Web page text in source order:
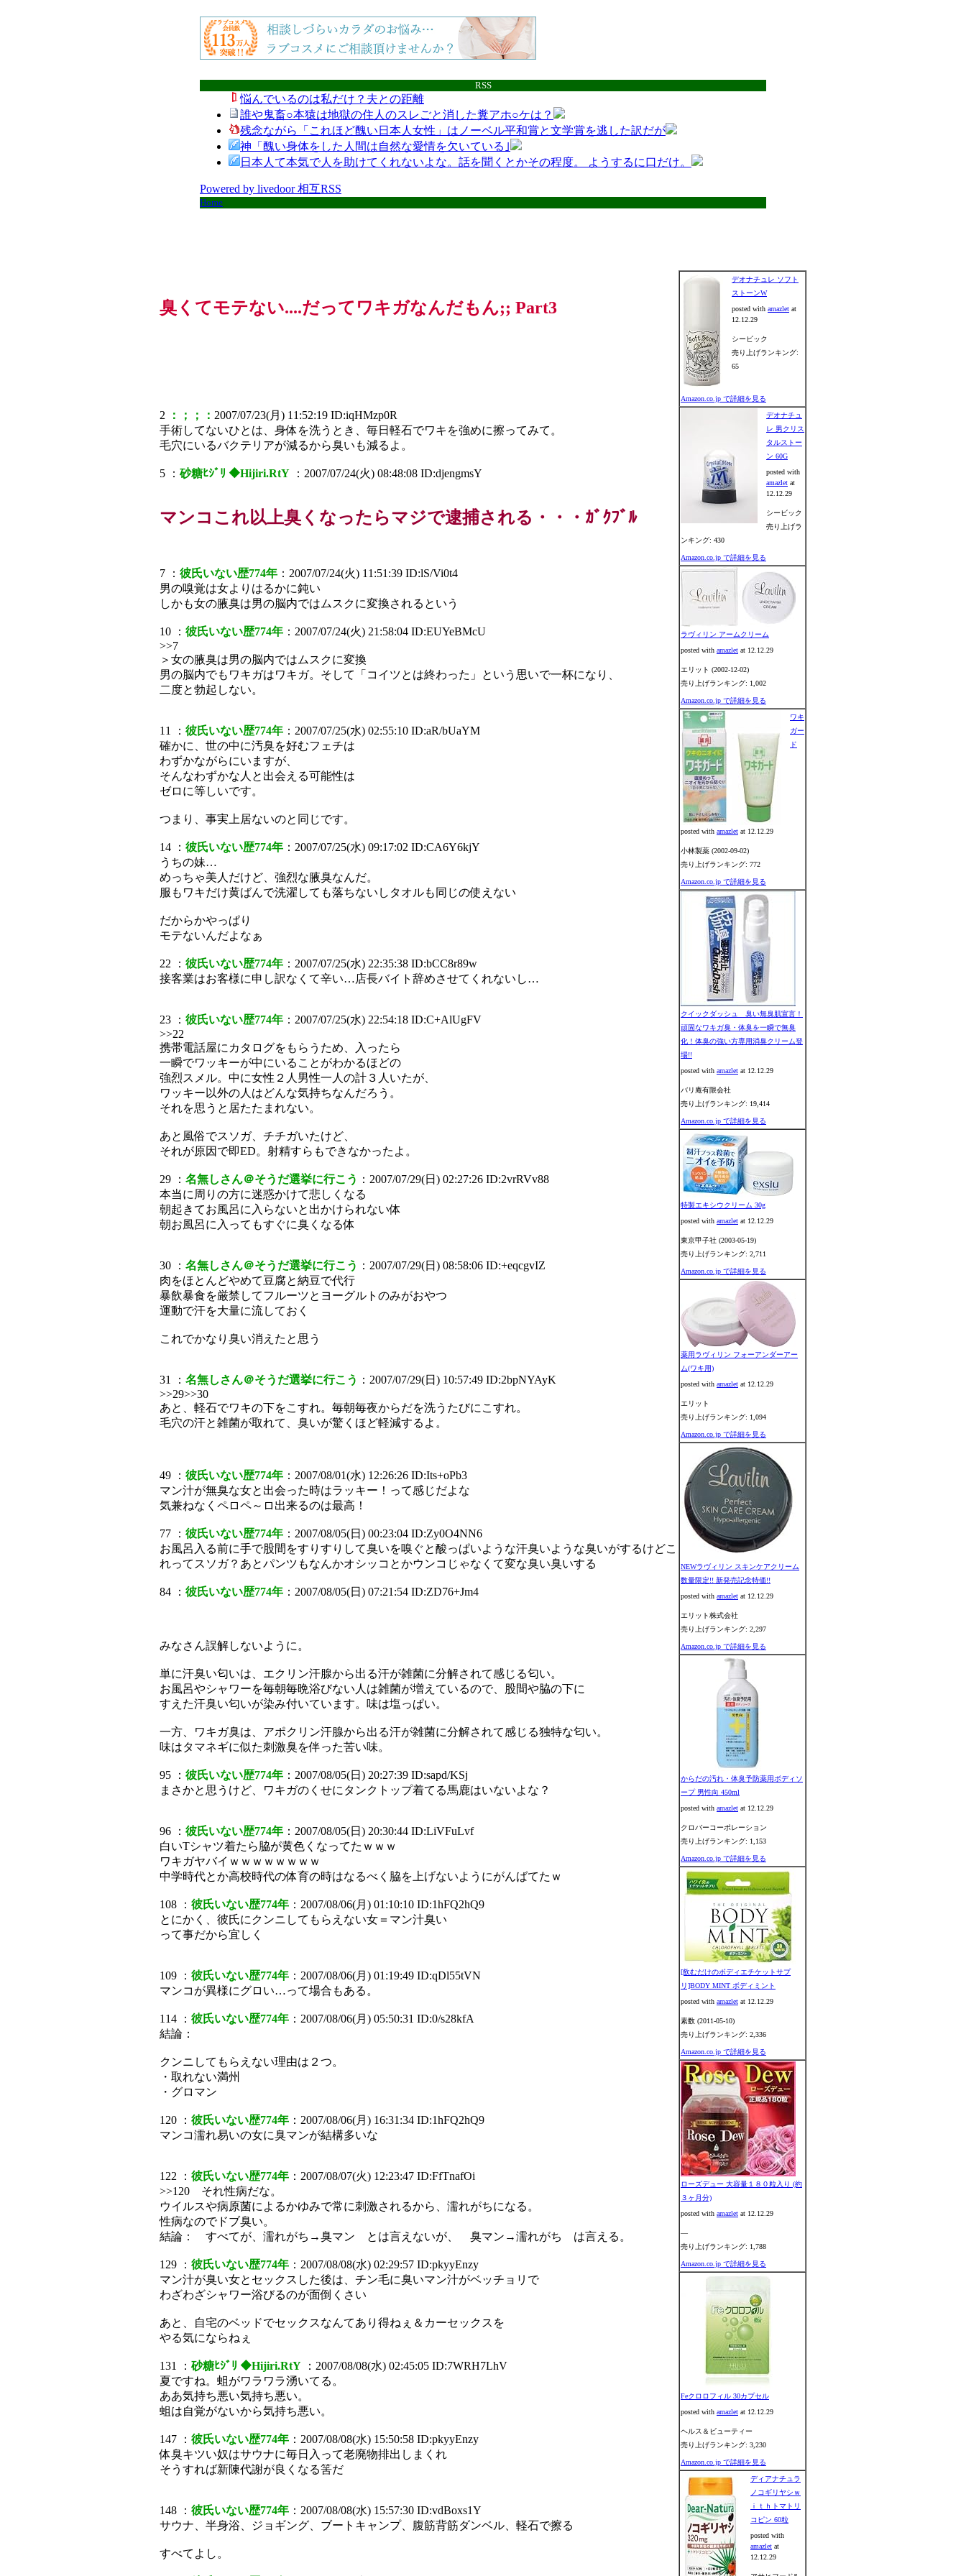
RSS
悩んでいるのは私だけ？夫との距離
誰や鬼畜○本猿は地獄の住人のスレごと消した糞アホ○ケは？
残念ながら「これほど醜い日本人女性」はノーベル平和賞と文学賞を逃した訳だが
神「醜い身体をした人間は自然な愛情を欠いている｣
日本人て本気で人を助けてくれないよな。話を聞くとかその程度。 ようするに口だけ。
Powered by livedoor 相互RSS
Home
臭くてモテない....だってワキガなんだもん;; Part3
2 ：；；： 2007/07/23(月) 11:52:19 ID:iqHMzp0R
手術してないひとは、身体を洗うとき、毎日軽石でワキを強めに擦ってみて。
毛穴にいるバクテリアが減るから臭いも減るよ。
5 ： 砂糖ﾋｼﾞﾘ ◆Hijiri.RtY ：2007/07/24(火) 08:48:08 ID:djengmsY
マンコこれ以上臭くなったらマジで逮捕される・・・ｶﾞｸﾌﾞﾙ
7 ： 彼氏いない歴774年 ：2007/07/24(火) 11:51:39 ID:lS/Vi0t4
男の嗅覚は女よりはるかに鈍い
しかも女の腋臭は男の脳内ではムスクに変換されるという
10 ： 彼氏いない歴774年 ：2007/07/24(火) 21:58:04 ID:EUYeBMcU
>>7
＞女の腋臭は男の脳内ではムスクに変換
男の脳内でもワキガはワキガ。そして「コイツとは終わった」という思いで一杯になり、
二度と勃起しない。
11 ： 彼氏いない歴774年 ：2007/07/25(水) 02:55:10 ID:aR/bUaYM
確かに、世の中に汚臭を好むフェチは
わずかながらにいますが、
そんなわずかな人と出会える可能性は
ゼロに等しいです。
つまり、事実上居ないのと同じです。
14 ： 彼氏いない歴774年 ：2007/07/25(水) 09:17:02 ID:CA6Y6kjY
うちの妹…
めっちゃ美人だけど、強烈な腋臭なんだ。
服もワキだけ黄ばんで洗濯しても落ちないしタオルも同じの使えない
だからかやっぱり
モテないんだよなぁ
22 ： 彼氏いない歴774年 ：2007/07/25(水) 22:35:38 ID:bCC8r89w
接客業はお客様に申し訳なくて辛い…店長バイト辞めさせてくれないし…
23 ： 彼氏いない歴774年 ：2007/07/25(水) 22:54:18 ID:C+AlUgFV
>>22
携帯電話屋にカタログをもらうため、入ったら
一瞬でワッキーが中にいることがわかるほどの
強烈スメル。中に女性２人男性一人の計３人いたが、
ワッキー以外の人はどんな気持ちなんだろう。
それを思うと居たたまれない。
あと風俗でスソガ、チチガいたけど、
それが原因で即ED。射精すらもできなかったよ。
29 ： 名無しさん＠そうだ選挙に行こう ：2007/07/29(日) 02:27:26 ID:2vrRVv88
本当に周りの方に迷惑かけて悲しくなる
朝起きてお風呂に入らないと出かけられない体
朝お風呂に入ってもすぐに臭くなる体
30 ： 名無しさん＠そうだ選挙に行こう ：2007/07/29(日) 08:58:06 ID:+eqcgvIZ
肉をほとんどやめて豆腐と納豆で代行
暴飲暴食を厳禁してフルーツとヨーグルトのみがおやつ
運動で汗を大量に流しておく
これでかなり臭い消えたと思う
31 ： 名無しさん＠そうだ選挙に行こう ：2007/07/29(日) 10:57:49 ID:2bpNYAyK
>>29>>30
あと、軽石でワキの下をこすれ。毎朝毎夜からだを洗うたびにこすれ。
毛穴の汗と雑菌が取れて、臭いが驚くほど軽減するよ。
49 ： 彼氏いない歴774年 ：2007/08/01(水) 12:26:26 ID:Its+oPb3
マン汁が無臭な女と出会った時はラッキー！って感じだよな
気兼ねなくペロペ～ロ出来るのは最高！
77 ： 彼氏いない歴774年 ：2007/08/05(日) 00:23:04 ID:Zy0O4NN6
お風呂入る前に手で股間をすりすりして臭いを嗅ぐと酸っぱいような汗臭いような臭いがするけどこ
れってスソガ？あとパンツもなんかオシッコとかウンコじゃなくて変な臭い臭いする
84 ： 彼氏いない歴774年 ：2007/08/05(日) 07:21:54 ID:ZD76+Jm4
みなさん誤解しないように。
単に汗臭い匂いは、エクリン汗腺から出る汗が雑菌に分解されて感じる匂い。
お風呂やシャワーを毎朝毎晩浴びない人は雑菌が増えているので、股間や脇の下に
すえた汗臭い匂いが染み付いています。味は塩っぱい。
一方、ワキガ臭は、アポクリン汗腺から出る汗が雑菌に分解されて感じる独特な匂い。
味はタマネギに似た刺激臭を伴った苦い味。
95 ： 彼氏いない歴774年 ：2007/08/05(日) 20:27:39 ID:sapd/KSj
まさかと思うけど、ワキガのくせにタンクトップ着てる馬鹿はいないよな？
96 ： 彼氏いない歴774年 ：2007/08/05(日) 20:30:44 ID:LiVFuLvf
白いTシャツ着たら脇が黄色くなってたｗｗｗ
ワキガヤバイｗｗｗｗｗｗｗｗ
中学時代とか高校時代の体育の時はなるべく脇を上げないようにがんばてたｗ
108 ： 彼氏いない歴774年 ：2007/08/06(月) 01:10:10 ID:1hFQ2hQ9
とにかく、彼氏にクンニしてもらえない女＝マン汁臭い
って事だから宜しく
109 ： 彼氏いない歴774年 ：2007/08/06(月) 01:19:49 ID:qDl55tVN
マンコが異様にグロい…って場合もある。
114 ： 彼氏いない歴774年 ：2007/08/06(月) 05:50:31 ID:0/s28kfA
結論：
クンニしてもらえない理由は２つ。
・取れない満州
・グロマン
120 ： 彼氏いない歴774年 ：2007/08/06(月) 16:31:34 ID:1hFQ2hQ9
マンコ濡れ易いの女に臭マンが結構多いな
122 ： 彼氏いない歴774年 ：2007/08/07(火) 12:23:47 ID:FfTnafOi
>>120 それ性病だな。
ウイルスや病原菌によるかゆみで常に刺激されるから、濡れがちになる。
性病なのでドブ臭い。
結論： すべてが、濡れがち→臭マン とは言えないが、 臭マン→濡れがち は言える。
129 ： 彼氏いない歴774年 ：2007/08/08(水) 02:29:57 ID:pkyyEnzy
マン汁が臭い女とセックスした後は、チン毛に臭いマン汁がベッチョリで
わざわざシャワー浴びるのが面倒くさい
あと、自宅のベッドでセックスなんてあり得ねぇ＆カーセックスを
やる気にならねぇ
131 ： 砂糖ﾋｼﾞﾘ ◆Hijiri.RtY ：2007/08/08(水) 02:45:05 ID:7WRH7LhV
夏ですね。蛆がワラワラ湧いてる。
ああ気持ち悪い気持ち悪い。
蛆は自覚がないから気持ち悪い。
147 ： 彼氏いない歴774年 ：2007/08/08(水) 15:50:58 ID:pkyyEnzy
体臭キツい奴はサウナに毎日入って老廃物排出しまくれ
そうすれば新陳代謝が良くなる筈だ
148 ： 彼氏いない歴774年 ：2007/08/08(水) 15:57:30 ID:vdBoxs1Y
サウナ、半身浴、ジョギング、ブートキャンプ、腹筋背筋ダンベル、軽石で擦る
すべてよし。
デオナチュレ ソフト
ストーンW
posted with amazlet at
12.12.29
シービック
売り上げランキング:
65
Amazon.co.jp で詳細を見る
デオナチュ
レ 男クリス
タルストー
ン 60G
posted with
amazlet at
12.12.29
シービック
売り上げラ
ンキング: 430
Amazon.co.jp で詳細を見る
ラヴィリン アームクリーム
posted with amazlet at 12.12.29
エリット (2002-12-02)
売り上げランキング: 1,002
Amazon.co.jp で詳細を見る
ワキ
ガー
ド
posted with amazlet at 12.12.29
小林製薬 (2002-09-02)
売り上げランキング: 772
Amazon.co.jp で詳細を見る
クイックダッシュ 臭い無臭肌宣言！
頑固なワキガ臭・体臭を一瞬で無臭
化！体臭の強い方専用消臭クリーム登
場!!
posted with amazlet at 12.12.29
バリ庵有限会社
売り上げランキング: 19,414
Amazon.co.jp で詳細を見る
特製エキシウクリーム 30g
posted with amazlet at 12.12.29
東京甲子社 (2003-05-19)
売り上げランキング: 2,711
Amazon.co.jp で詳細を見る
薬用ラヴィリン フォーアンダーアー
ム(ワキ用)
posted with amazlet at 12.12.29
エリット
売り上げランキング: 1,094
Amazon.co.jp で詳細を見る
NEWラヴィリン スキンケアクリーム
数量限定!! 新発売記念特価!!
posted with amazlet at 12.12.29
エリット株式会社
売り上げランキング: 2,297
Amazon.co.jp で詳細を見る
からだの汚れ・体臭予防薬用ボディソ
ープ 男性向 450ml
posted with amazlet at 12.12.29
クロバーコーポレーション
売り上げランキング: 1,153
Amazon.co.jp で詳細を見る
[飲むだけのボディエチケットサプ
リ]BODY MINT ボディミント
posted with amazlet at 12.12.29
素数 (2011-05-10)
売り上げランキング: 2,336
Amazon.co.jp で詳細を見る
ローズデュー 大容量１８０粒入り (約
３ヶ月分)
posted with amazlet at 12.12.29
―
売り上げランキング: 1,788
Amazon.co.jp で詳細を見る
Feクロロフィル 30カプセル
posted with amazlet at 12.12.29
ヘルス＆ビューティー
売り上げランキング: 3,230
Amazon.co.jp で詳細を見る
ディアナチュラ
ノコギリヤシｗ
ｉｔｈトマトリ
コピン 60粒
posted with
amazlet at
12.12.29